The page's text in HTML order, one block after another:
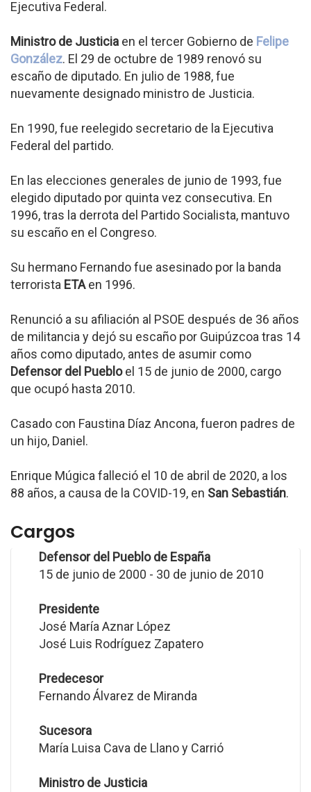
Ejecutiva Federal.
Ministro de Justicia en el tercer Gobierno de Felipe
González. El 29 de octubre de 1989 renovó su
escaño de diputado. En julio de 1988, fue
nuevamente designado ministro de Justicia.
En 1990, fue reelegido secretario de la Ejecutiva
Federal del partido.
En las elecciones generales de junio de 1993, fue
elegido diputado por quinta vez consecutiva. En
1996, tras la derrota del Partido Socialista, mantuvo
su escaño en el Congreso.
Su hermano Fernando fue asesinado por la banda
terrorista ETAen 1996.
Renunció a su afiliación al PSOE después de 36 años
de militancia y dejó su escaño por Guipúzcoa tras 14
años como diputado, antes de asumir como
Defensor del Puebloel 15 de junio de 2000, cargo
que ocupó hasta 2010.
Casado con Faustina Díaz Ancona, fueron padres de
un hijo, Daniel.
Enrique Múgica falleció el 10 de abril de 2020, a los
88 años, a causa de la COVID-19, en San Sebastián.
Cargos
Defensor del Pueblo de España
15 de junio de 2000 - 30 de junio de 2010
Presidente
José María Aznar López
José Luis Rodríguez Zapatero
Predecesor
Fernando Álvarez de Miranda
Sucesora
María Luisa Cava de Llano y Carrió
Ministro de Justicia